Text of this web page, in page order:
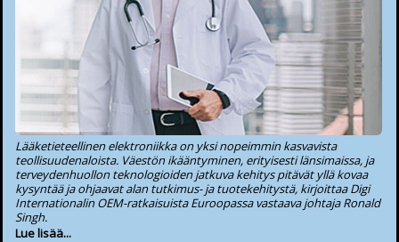
Lääketieteellinen elektroniikka on yksi nopeimmin kasvavista
teollisuudenaloista. Väestön ikääntyminen, erityisesti länsimaissa, ja
terveydenhuollon teknologioiden jatkuva kehitys pitävät yllä kovaa
kysyntää ja ohjaavat alan tutkimus- ja tuotekehitystä, kirjoittaa Digi
Internationalin OEM-ratkaisuista Euroopassa vastaava johtaja Ronald
Singh.
Lue lisää...